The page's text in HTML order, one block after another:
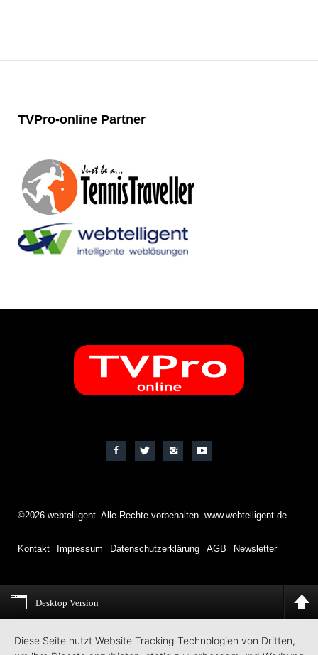
TVPro-online Partner
©2026 webtelligent. Alle Rechte vorbehalten. www.webtelligent.de
Kontakt Impressum Datenschutzerklärung AGB Newsletter
Desktop Version
Diese Seite nutzt Website Tracking-Technologien von Dritten,